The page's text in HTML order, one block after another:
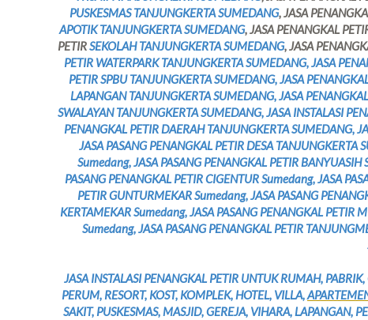
PUSKESMAS TANJUNGKERTA SUMEDANG, JASA
APOTIK TANJUNGKERTA SUMEDANG, JASA PENANGKAL
PETIRSEKOLAH TANJUNGKERTA SUMEDANG, JASA
PETIR WATERPARK TANJUNGKERTA SUMEDANG, JASA
PETIR SPBU TANJUNGKERTA SUMEDANG, JASA
LAPANGAN TANJUNGKERTA SUMEDANG, JASA
SWALAYAN TANJUNGKERTA SUMEDANG, JASA INSTALASI
PENANGKAL PETIR DAERAH TANJUNGKERTA SUMEDANG,
JASA PASANG PENANGKAL PETIR DESA TANJUNGKERTA
Sumedang, JASA PASANG PENANGKAL PETIR
PASANG PENANGKAL PETIR CIGENTUR Sumedang, JASA
PETIR GUNTURMEKAR Sumedang, JASA PASANG
KERTAMEKAR Sumedang, JASA PASANG PENANGKAL PETIR
Sumedang, JASA PASANG PENANGKAL PETIR
JASA INSTALASI PENANGKAL PETIR UNTUK RUMAH,
PERUM, RESORT, KOST, KOMPLEK, HOTEL, VILLA,
SAKIT, PUSKESMAS, MASJID, GEREJA, VIHARA, LAPANGAN,